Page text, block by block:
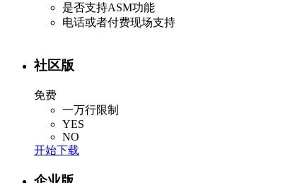
是否支持ASM功能
电话或者付费现场支持
社区版
免费
一万行限制
YES
NO
开始下载